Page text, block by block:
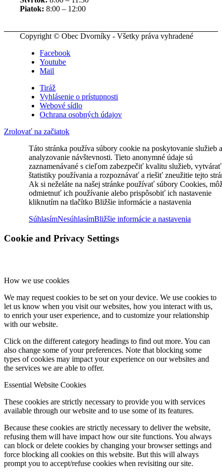
Piatok: 8:00 – 12:00
Copyright © Obec Dvorníky - Všetky práva vyhradené
Facebook
Youtube
Mail
Tiráž
Vyhlásenie o prístupnosti
Webové sídlo
Ochrana osobných údajov
Zrolovať na začiatok
Táto stránka používa súbory cookie na poskytovanie služieb a
analyzovanie návštevnosti. Tieto anonymné údaje sú
zaznamenávané s cieľom zabezpečiť kvalitu služieb, vytvárať
štatistiky používania a rozpoznávať a riešiť zneužitie tejto
Ak si neželáte na našej stránke používať súbory Cookies,
odmietnuť ich používanie alebo prispôsobiť ich nastavenie
kliknutím na tlačítko Bližšie informácie a nastavenia
SúhlasímNesúhlasímBližšie informácie a nastavenia
Cookie and Privacy Settings
How we use cookies
We may request cookies to be set on your device. We use cookies to
let us know when you visit our websites, how you interact with us,
to enrich your user experience, and to customize your relationship
with our website.
Click on the different category headings to find out more. You can
also change some of your preferences. Note that blocking some
types of cookies may impact your experience on our websites and
the services we are able to offer.
Essential Website Cookies
These cookies are strictly necessary to provide you with services
available through our website and to use some of its features.
Because these cookies are strictly necessary to deliver the website,
refusing them will have impact how our site functions. You always
can block or delete cookies by changing your browser settings and
force blocking all cookies on this website. But this will always
prompt you to accept/refuse cookies when revisiting our site.